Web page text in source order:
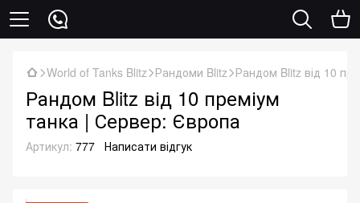
World of Tanks Blitz Рандоми Blitz Рандом Blitz від 10
Рандом Blitz від 10 преміум
танка | Сервер: Європа
Артикул: 777 Написати відгук